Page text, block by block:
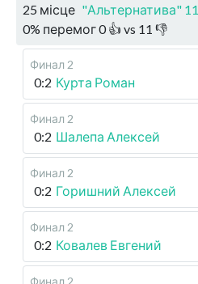
25 місце "Альтернатива"
0% перемог0👍 vs 11 👎
Финал 2
0:2 Курта Роман
Финал 2
0:2 Шалепа Алексей
Финал 2
0:2 Горишний Алексей
Финал 2
0:2 Ковалев Евгений
Финал 2